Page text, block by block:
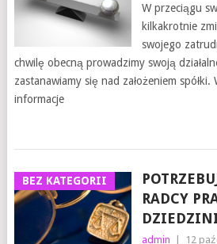
W przeciągu
kilkakrotnie
swojego
chwilę obecną prowadzimy swoją
zastanawiamy się nad założeniem
informacje
BEZ KATEGORII
RADCY
admin 12